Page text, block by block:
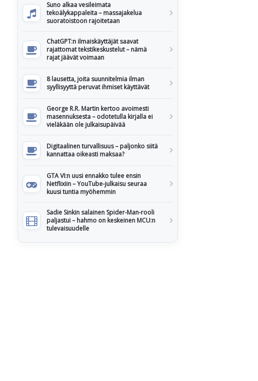
Suno alkaa vesileimata
tekoälykappaleita – massajakelua
suoratoistoon rajoitetaan
ChatGPT:n ilmaiskäyttäjät saavat
rajattomat tekstikeskustelut – nämä
rajat jäävät voimaan
8 lausetta, joita suunnitelmia ilman
syyllisyyttä peruvat ihmiset käyttävät
George R.R. Martin kertoo avoimesti
masennuksesta – odotetulla kirjalla ei
vieläkään ole julkaisupäivää
Digitaalinen turvallisuus – paljonko siitä
kannattaa oikeasti maksaa?
GTA VI:n uusi ennakko tulee ensin
Netflixiin – YouTube-julkaisu seuraa
kuusi tuntia myöhemmin
Sadie Sinkin salainen Spider-Man-rooli
paljastui – hahmo on keskeinen MCU:n
tulevaisuudelle